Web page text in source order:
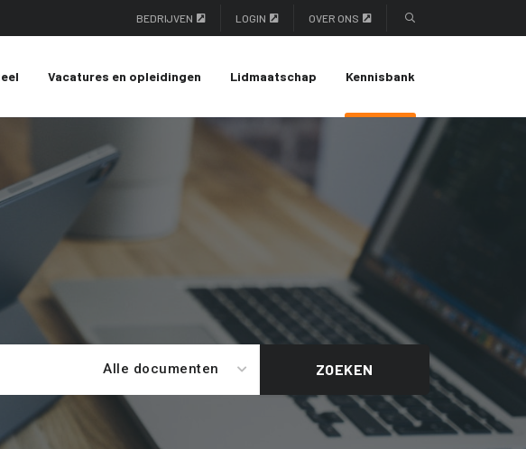
BEDRIJVEN LOGIN OVER ONS
Vacatures en opleidingen Lidmaatschap Kennisbank
Alle documenten ZOEKEN